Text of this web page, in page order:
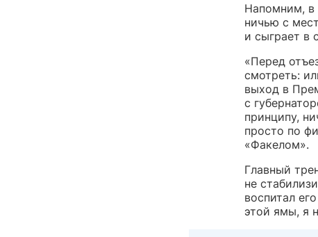
Напомним, в
ничью с
и сыграет в
«Перед
смотреть:
выход в
с
принципу,
просто по
«Факелом».
Главный
не
воспитал
этой ямы, я